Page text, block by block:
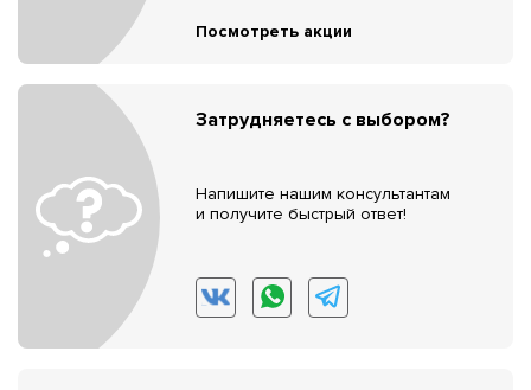
Посмотреть акции
Затрудняетесь с выбором?
Напишите нашим консультантам
и получите быстрый ответ!